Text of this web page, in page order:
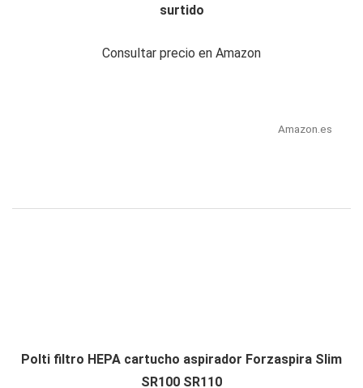
surtido
Consultar precio en Amazon
Amazon.es
Polti filtro HEPA cartucho aspirador Forzaspira Slim
SR100 SR110